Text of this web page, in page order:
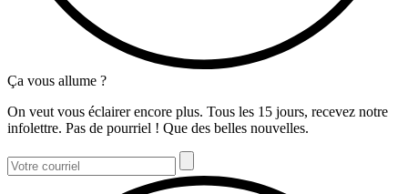
Ça vous allume ?
On veut vous éclairer encore plus. Tous les 15 jours, recevez notre
infolettre. Pas de pourriel ! Que des belles nouvelles.